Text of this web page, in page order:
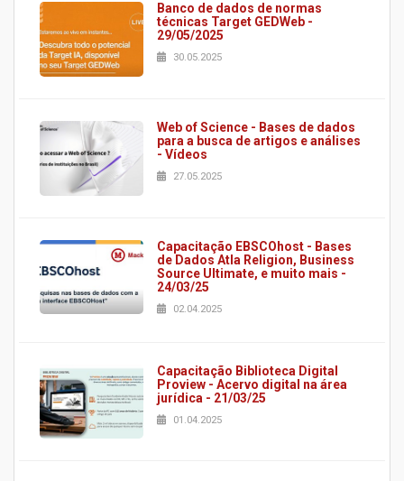
Banco de dados de normas
técnicas Target GEDWeb -
29/05/2025
30.05.2025
Web of Science - Bases de dados
para a busca de artigos e análises
- Vídeos
27.05.2025
Capacitação EBSCOhost - Bases
de Dados Atla Religion, Business
Source Ultimate, e muito mais -
24/03/25
02.04.2025
Capacitação Biblioteca Digital
Proview - Acervo digital na área
jurídica - 21/03/25
01.04.2025